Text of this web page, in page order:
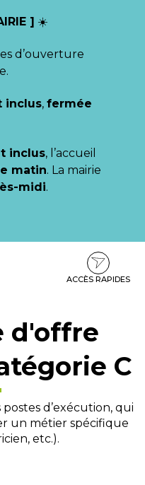
] ☀️
d’ouverture
inclus, fermée
inclus, l’accueil
matin. La mairie
midi.
ACCÈS RAPIDES
d'offre
C
d’exécution, qui
un métier spécifique
etc.).